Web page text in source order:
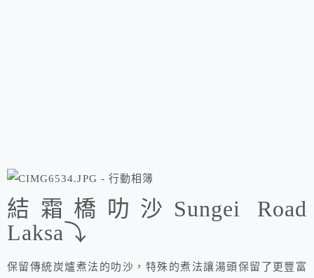
結霜橋叻沙Sungei Road
Laksa⤵
保留傳統炭爐煮法的叻沙，特殊的煮法讓湯頭保留了更豐富